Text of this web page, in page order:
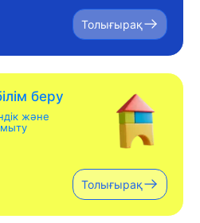
Толығырақ
беру
және
Толығырақ